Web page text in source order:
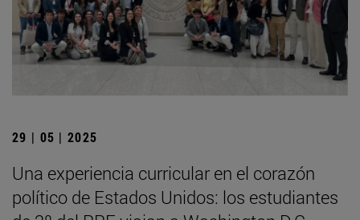
29 | 05 | 2025
Una experiencia curricular en el corazón
político de Estados Unidos: los estudiantes